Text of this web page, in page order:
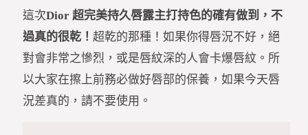
這次Dior 超完美持久唇露主打持色的確有做到，不
過真的很乾！ 超乾的那種！如果你得唇況不好，絕
對會非常之慘烈，或是唇紋深的人會卡爆唇紋。所
以大家在擦上前務必做好唇部的保養，如果今天唇
況差真的，請不要使用。